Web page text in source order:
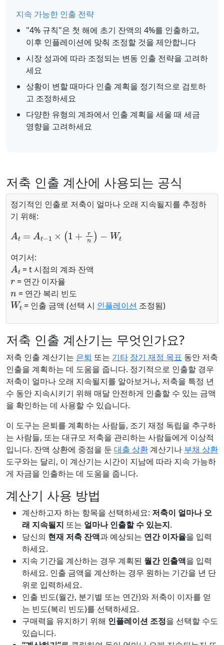
지속 가능한 인출 전략
"4% 규칙"은 첫 해에 초기 잔액의 4%를 인출하고,
이후 인플레이션에 맞춰 조정할 것을 제안합니다
시장 성과에 따라 조정되는 변동 인출 전략을 고려하
세요
상황이 변할 때마다 인출 계획을 정기적으로 검토하
고 조정하세요
다양한 유형의 계좌에서 인출 계획을 세울 때 세금
영향을 고려하세요
저축 인출 계산에 사용되는 공식
정기적인 인출로 저축이 얼마나 오래 지속될지를 추정하
기 위해:
A − +r Wt
여기서:
At
= t 시점의 계좌 잔액
r
= 연간 이자율
n
= 연간 복리 빈도
Wt
= 인출 금액 (선택 시 인플레이션 조정됨)
저축 인출 계산기는 무엇인가요?
저축 인출 계산기는 은퇴 또는 기타 장기 재정 목표 동안 저축
인출을 계획하는 데 도움을 줍니다. 정기적으로 인출할 경우
저축이 얼마나 오래 지속될지를 알아보거나, 저축을 특정 년
수 동안 지속시키기 위해 매달 안전하게 인출할 수 있는 금액
을 확인하는 데 사용할 수 있습니다.
이 도구는 은퇴를 계획하는 사람들, 조기 재정 독립을 추구하
는 사람들, 또는 대규모 저축을 관리하는 사람들에게 이상적
입니다. 잔액 상환에 중점을 둔 대출 상환 계산기나 부채 상환
도구와는 달리, 이 계산기는 시간이 지남에 따라 지속 가능하
게 자금을 인출하는 데 도움을 줍니다.
계산기 사용 방법
계산하고자 하는 항목을 선택하세요: 저축이 얼마나 오
래 지속될지 또는 얼마나 인출할 수 있는지.
당신의 현재 저축 잔액과 예상되는 연간 이자율을 입력
하세요.
지속 기간을 계산하는 경우 계획된 월간 인출액을 입력
하세요. 인출 금액을 계산하는 경우 원하는 기간을 년 단
위로 입력하세요.
인출 빈도(월간, 분기별 또는 연간)와 저축이 이자를 얻
는 빈도(복리 빈도)를 선택하세요.
구매력을 유지하기 위해 인플레이션 조정을 선택할 수도
있습니다.